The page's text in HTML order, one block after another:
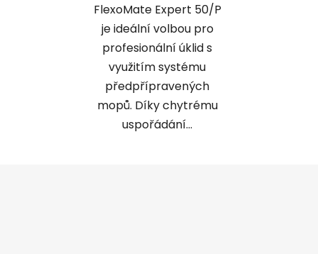
FlexoMate Expert 50/P
je ideální volbou pro
profesionální úklid s
využitím systému
předpřípravených
mopů. Díky chytrému
uspořádání...